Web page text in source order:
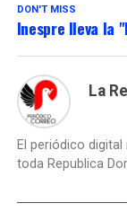
DON'T MISS
Inespre lleva la
La
El periódico
toda Republica